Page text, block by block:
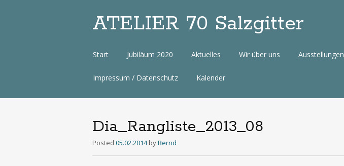
ATELIER 70 Salzgitter
Zum
Start Jubiläum 2020 Aktuelles Wir über uns Ausstellungen
Impressum / Datenschutz Kalender
Dia_Rangliste_2013_08
Posted 05.02.2014 byBernd